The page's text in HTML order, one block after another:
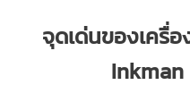
จุดเด่นของเครื่